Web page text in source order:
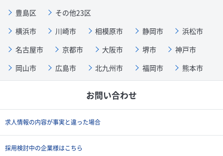
豊島区
その他23区
横浜市
川崎市 相模原市 静岡市
浜松市
名古屋市
京都市 大阪市 堺市
神戸市
岡山市
広島市 北九州市 福岡市 熊本市
お問い合わせ
求人情報の内容が事実と違った場合
採用検討中の企業様はこちら